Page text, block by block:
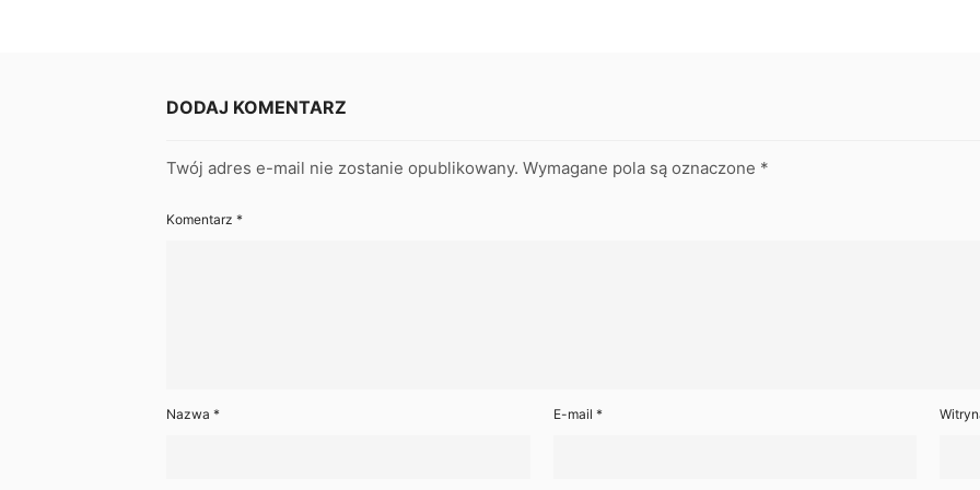
DODAJ KOMENTARZ
Twój adres e-mail nie zostanie opublikowany. Wymagane pola są oznaczone *
Komentarz *
Nazwa * E-mail *